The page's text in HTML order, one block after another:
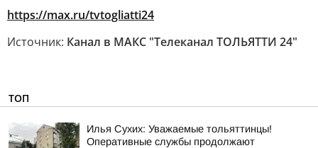
https://max.ru/tvtogliatti24
Источник: Канал в МАКС "Телеканал ТОЛЬЯТТИ 24"
ТОП
Илья Сухих: Уважаемые тольяттинцы!
Оперативные службы продолжают